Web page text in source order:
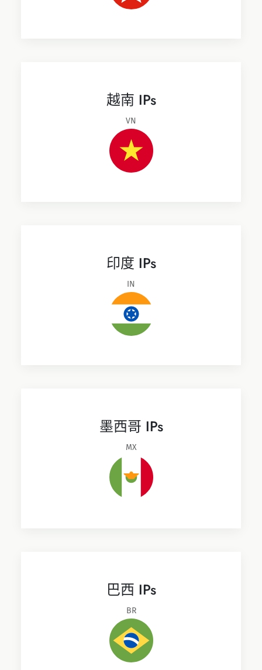
越南 IPs
VN
印度 IPs
IN
墨西哥 IPs
MX
巴西 IPs
BR